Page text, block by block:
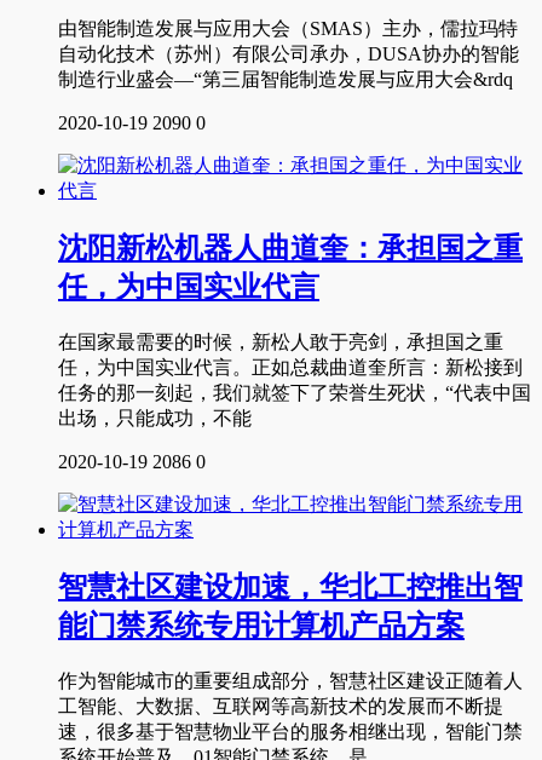
由智能制造发展与应用大会（SMAS）主办，儒拉玛特
自动化技术（苏州）有限公司承办，DUSA协办的智能
制造行业盛会—“第三届智能制造发展与应用大会&rdq
2020-10-19 2090 0
沈阳新松机器人曲道奎：承担国之重
任，为中国实业代言
在国家最需要的时候，新松人敢于亮剑，承担国之重
任，为中国实业代言。正如总裁曲道奎所言：新松接到
任务的那一刻起，我们就签下了荣誉生死状，“代表中国
出场，只能成功，不能
2020-10-19 2086 0
智慧社区建设加速，华北工控推出智
能门禁系统专用计算机产品方案
作为智能城市的重要组成部分，智慧社区建设正随着人
工智能、大数据、互联网等高新技术的发展而不断提
速，很多基于智慧物业平台的服务相继出现，智能门禁